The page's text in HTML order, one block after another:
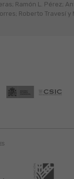
Ramón L. Pérez;
Roberto Travesí y